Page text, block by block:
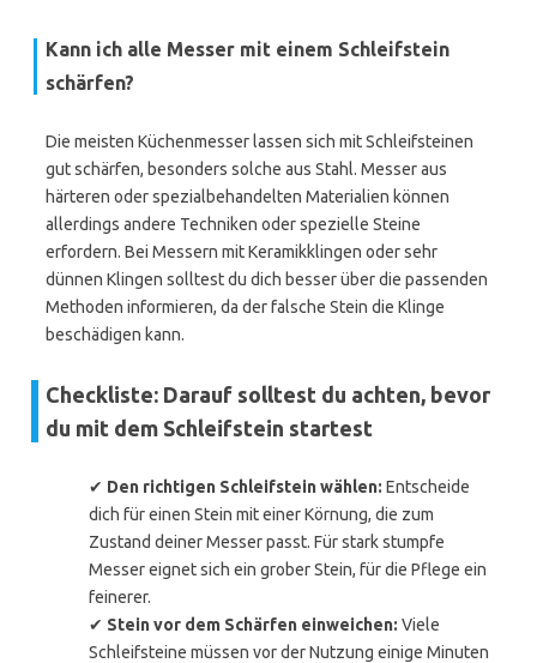
Kann ich alle Messer mit einem Schleifstein
schärfen?
Die meisten Küchenmesser lassen sich mit Schleifsteinen
gut schärfen, besonders solche aus Stahl. Messer aus
härteren oder spezialbehandelten Materialien können
allerdings andere Techniken oder spezielle Steine
erfordern. Bei Messern mit Keramikklingen oder sehr
dünnen Klingen solltest du dich besser über die passenden
Methoden informieren, da der falsche Stein die Klinge
beschädigen kann.
Checkliste: Darauf solltest du achten, bevor
du mit dem Schleifstein startest
✔ Den richtigen Schleifstein wählen: Entscheide
dich für einen Stein mit einer Körnung, die zum
Zustand deiner Messer passt. Für stark stumpfe
Messer eignet sich ein grober Stein, für die Pflege ein
feinerer.
✔ Stein vor dem Schärfen einweichen: Viele
Schleifsteine müssen vor der Nutzung einige Minuten